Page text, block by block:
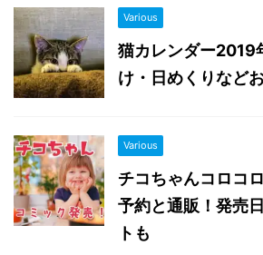
Various
猫カレンダー2019
け・日めくりなど
Various
チコちゃんコロコ
予約と通販！発売
トも